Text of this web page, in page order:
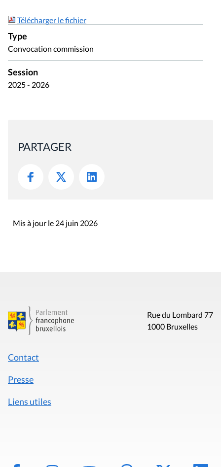
Télécharger le fichier
Type
Convocation commission
Session
2025 - 2026
PARTAGER
Mis à jour le 24 juin 2026
Rue du Lombard 77
1000 Bruxelles
Contact
Presse
Liens utiles